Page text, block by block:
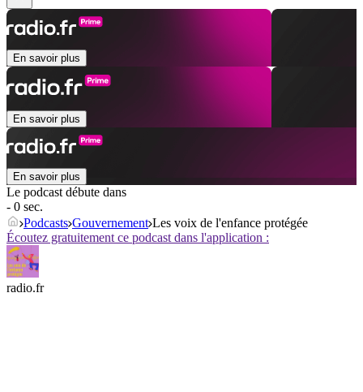
En savoir plus
En savoir plus
En savoir plus
Le podcast débute dans
- 0 sec.
Podcasts Gouvernement Les voix de l'enfance protégée
Écoutez gratuitement ce podcast dans l'application :
radio.fr